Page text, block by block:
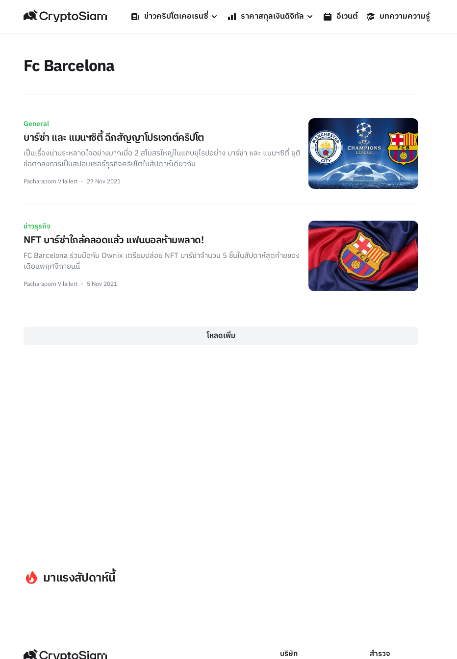
ข่าวคริปโตเคอเรนซี่ ราคาสกุลเงินดิจิทัล อีเวนต์ บทความความรู้
Fc Barcelona
General
บาร์ซ่า และ แมนฯซิตี้ ฉีกสัญญาโปรเจกต์คริปโต
เป็นเรื่องน่าประหลาดใจอย่างมากเมื่อ 2 สโมสรใหญ่ในแถบยุโรปอย่าง บาร์ซ่า และ แมนฯซิตี้ ยุติ
ข้อตกลงการเป็นสปอนเซอร์ธุรกิจคริปโตในสัปดาห์เดียวกัน
Pacharaporn Vilailert 27 Nov 2021
ข่าวธุรกิจ
NFT บาร์ซ่าใกล้คลอดแล้ว แฟนบอลห้ามพลาด!
FC Barcelona ร่วมมือกับ Ownix เตรียมปล่อย NFT บาร์ซ่าจำนวน 5 ชิ้นในสัปดาห์สุดท้ายของ
เดือนพฤศจิกายนนี้
Pacharaporn Vilailert 5 Nov 2021
โหลดเพิ่ม
มาแรงสัปดาห์นี้
บริษัท สำรวจ